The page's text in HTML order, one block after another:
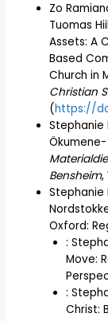
Zo
Tuomas
Assets: A
Based
Church in
Christian
(https://
Stephanie
Ökumene-
Bensheim,
Stephanie
Oxford:
:
Move:
:
Christ: